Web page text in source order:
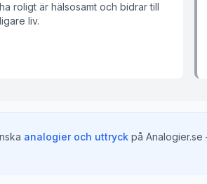
roligt är hälsosamt och bidrar till
liv.
analogier och uttryck på